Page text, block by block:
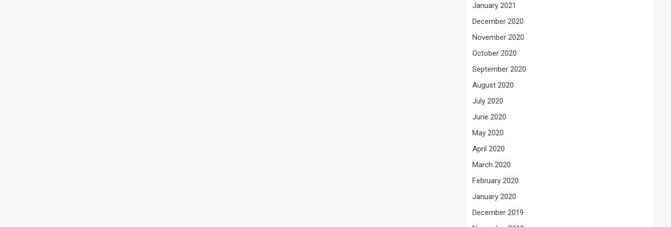
January 2021
December 2020
November 2020
October 2020
September 2020
August 2020
July 2020
June 2020
May 2020
April 2020
March 2020
February 2020
January 2020
December 2019